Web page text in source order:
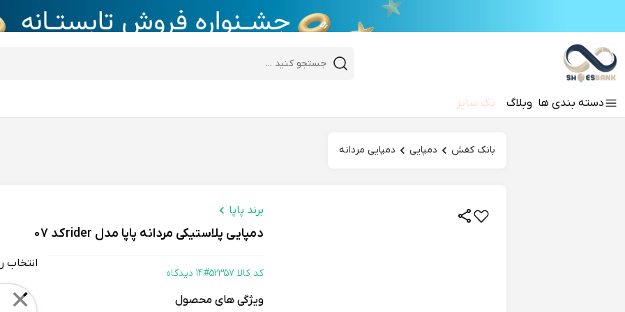
desktop header search
دسته‌ بندی‌ ها وبلاگ تک سایزHi there!
بانک کفش دمپایی دمپایی مردانه
برند پاپا
دمپایی پلاستیکی مردانه پاپا مدل rider کد 07
کد کالا 52357# 14 دیدگاه
ویژگی های محصول
انتخاب
Color
✕